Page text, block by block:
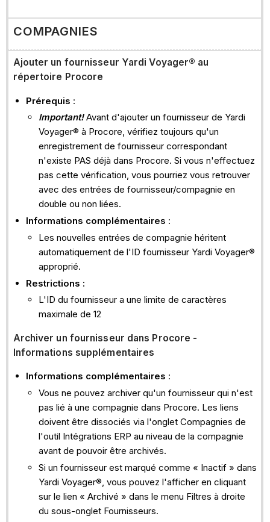
COMPAGNIES
Ajouter un fournisseur Yardi Voyager® au
répertoire Procore
Prérequis :
Important!Avant d'ajouter un fournisseur de Yardi
Voyager® à Procore, vérifiez toujours qu'un
enregistrement de fournisseur correspondant
n'existe PAS déjà dans Procore. Si vous n'effectuez
pas cette vérification, vous pourriez vous retrouver
avec des entrées de fournisseur/compagnie en
double ou non liées.
Informations complémentaires :
Les nouvelles entrées de compagnie héritent
automatiquement de l'ID fournisseur Yardi Voyager®
approprié.
Restrictions :
L'ID du fournisseur a une limite de caractères
maximale de 12
Archiver un fournisseur dans Procore -
Informations supplémentaires
Informations complémentaires :
Vous ne pouvez archiver qu'un fournisseur qui n'est
pas lié à une compagnie dans Procore. Les liens
doivent être dissociés via l'onglet Compagnies de
l'outil Intégrations ERP au niveau de la compagnie
avant de pouvoir être archivés.
Si un fournisseur est marqué comme « Inactif » dans
Yardi Voyager®, vous pouvez l'afficher en cliquant
sur le lien « Archivé » dans le menu Filtres à droite
du sous-onglet Fournisseurs.